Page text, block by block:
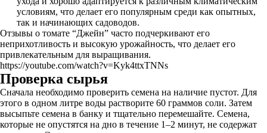
условиям, что делает его популярным среди как опытных,
так и начинающих садоводов.
Отзывы о томате “Джейн” часто подчеркивают его
неприхотливость и высокую урожайность, что делает его
привлекательным для выращивания.
https://youtube.com/watch?v=Kyk4ttxTNNs
Проверка сырья
Сначала необходимо проверить семена на наличие пустот. Для
этого в одном литре воды растворите 60 граммов соли. Затем
высыпьте семена в банку и тщательно перемешайте. Семена,
которые не опустятся на дно в течение 1–2 минут, не содержат